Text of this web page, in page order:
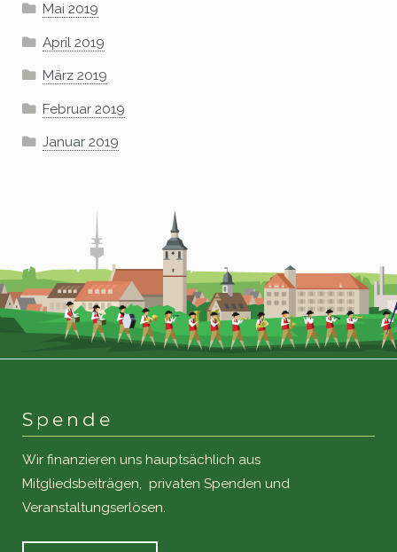
Mai 2019
April 2019
März 2019
Februar 2019
Januar 2019
Spende
Wir finanzieren uns hauptsächlich aus
Mitgliedsbeiträgen, privaten Spenden und
Veranstaltungserlösen.